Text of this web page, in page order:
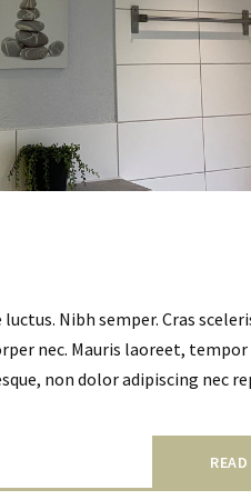
Nibh semper. Cras
nec. Mauris laoreet, tempor
non dolor adipiscing nec